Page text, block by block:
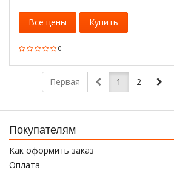
0
Все цены Купить
Первая 1 2
Покупателям
Как оформить заказ
Оплата